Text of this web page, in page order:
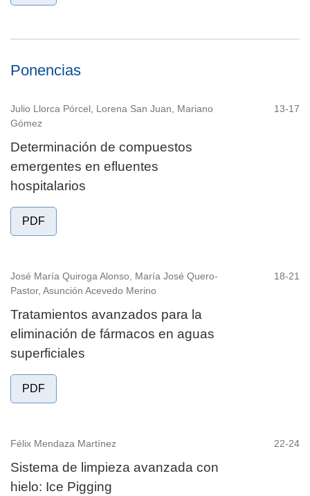
Ponencias
Julio Llorca Pórcel, Lorena San Juan, Mariano
Gómez
13-17
Determinación de compuestos
emergentes en efluentes
hospitalarios
PDF
José María Quiroga Alonso, María José Quero-
Pastor, Asunción Acevedo Merino
18-21
Tratamientos avanzados para la
eliminación de fármacos en aguas
superficiales
PDF
Félix Mendaza Martínez 22-24
Sistema de limpieza avanzada con
hielo: Ice Pigging